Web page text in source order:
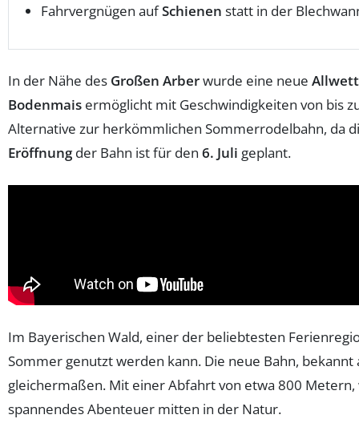
Fahrvergnügen aufSchienen statt in der
In der Nähe des Großen Arberwurde eine neue
Bodenmais ermöglicht mit Geschwindigkeiten von bis
Alternative zur herkömmlichen Sommerrodelbahn, da
Eröffnungder Bahn ist für den 6. Juli geplant.
Im Bayerischen Wald, einer der beliebtesten
Sommer genutzt werden kann. Die neue Bahn,
gleichermaßen. Mit einer Abfahrt von etwa 800
spannendes Abenteuer mitten in der Natur.